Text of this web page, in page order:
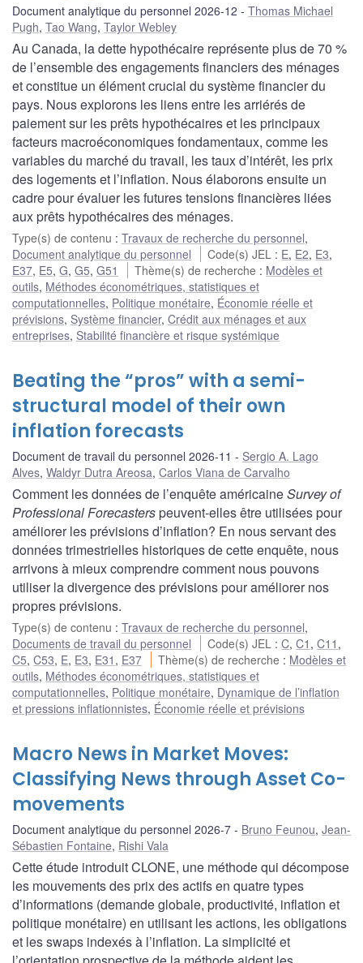
Document analytique du personnel 2026-12
Thomas Michael
Pugh, Tao Wang, Taylor Webley
Au Canada, la dette hypothécaire représente plus de 70 %
de l’ensemble des engagements financiers des ménages
et constitue un élément crucial du système financier du
pays. Nous explorons les liens entre les arriérés de
paiement sur les prêts hypothécaires et les principaux
facteurs macroéconomiques fondamentaux, comme les
variables du marché du travail, les taux d’intérêt, les prix
des logements et l’inflation. Nous élaborons ensuite un
cadre pour évaluer les futures tensions financières liées
aux prêts hypothécaires des ménages.
Type(s) de contenu : Travaux de recherche du personnel,
Document analytique du personnel
Code(s) JEL : E, E2, E3,
E37, E5, G, G5, G51 Thème(s) de recherche : Modèles et
outils, Méthodes économétriques, statistiques et
computationnelles, Politique monétaire, Économie réelle et
prévisions, Système financier, Crédit aux ménages et aux
entreprises, Stabilité financière et risque systémique
Beating the “pros” with a semi-
structural model of their own
inflation forecasts
Document de travail du personnel 2026-11
Sergio A. Lago
Alves, Waldyr Dutra Areosa, Carlos Viana de Carvalho
Comment les données de l’enquête américaineSurvey of
Professional Forecasterspeuvent-elles être utilisées pour
améliorer les prévisions d’inflation? En nous servant des
données trimestrielles historiques de cette enquête, nous
arrivons à mieux comprendre comment nous pouvons
utiliser la divergence des prévisions pour améliorer nos
propres prévisions.
Type(s) de contenu : Travaux de recherche du personnel,
Documents de travail du personnel
Code(s) JEL :C,C1 ,C11 ,
C5, C53, E, E3, E31 , E37 Thème(s) de recherche : Modèles et
outils, Méthodes économétriques, statistiques et
computationnelles, Politique monétaire, Dynamique de l’inflation
et pressions inflationnistes, Économie réelle et prévisions
Macro News in Market Moves:
Classifying News through Asset Co-
movements
Document analytique du personnel 2026-7 Bruno Feunou, Jean-
Sébastien Fontaine, Rishi Vala
Cette étude introduit CLONE, une méthode qui décompose
les mouvements des prix des actifs en quatre types
d’informations (demande globale, productivité, inflation et
politique monétaire) en utilisant les actions, les obligations
et les swaps indexés à l’inflation. La simplicité et